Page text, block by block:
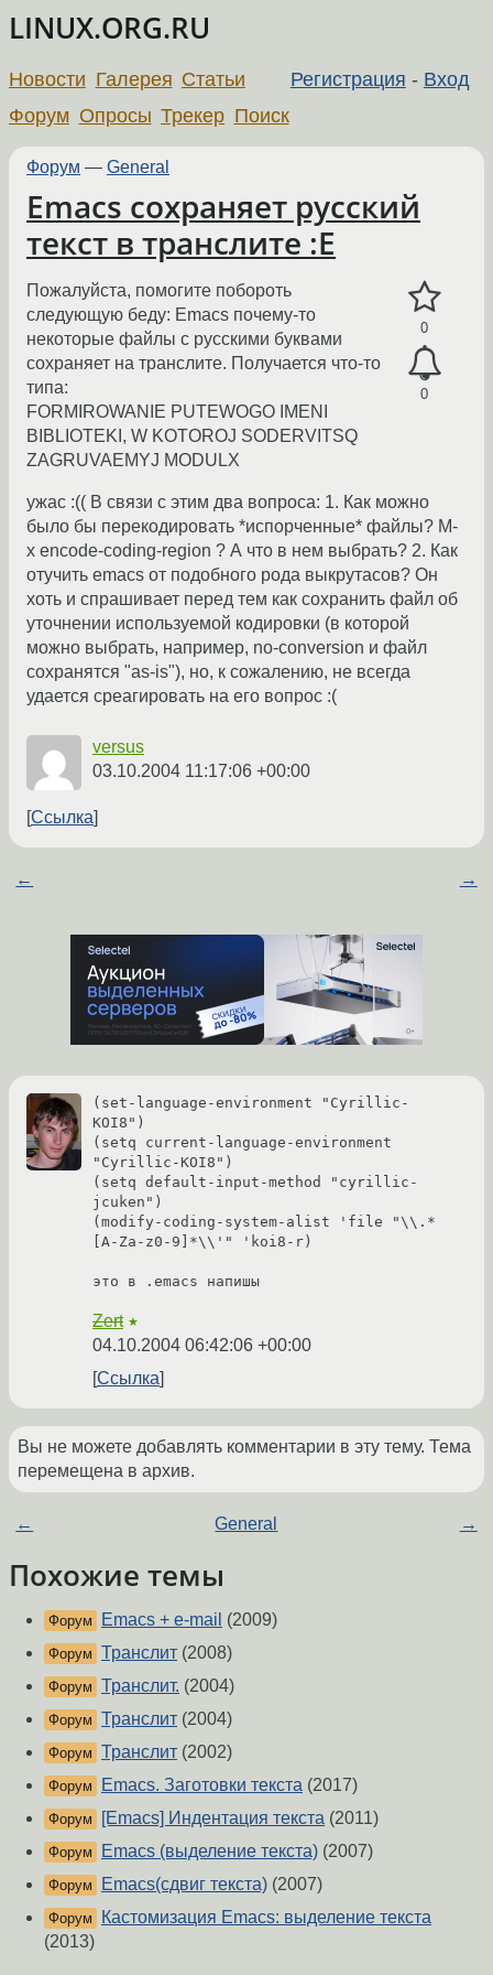
LINUX.ORG.RU
Регистрация - Вход
Новости Галерея Статьи
Форум Опросы Трекер Поиск
Форум — General
Emacs сохраняет русский
текст в транслите :E
0
0
Пожалуйста, помогите побороть
следующую беду: Emacs почему-то
некоторые файлы с русскими буквами
сохраняет на транслите. Получается что-то
типа:
FORMIROWANIE PUTEWOGO IMENI
BIBLIOTEKI, W KOTOROJ SODERVITSQ
ZAGRUVAEMYJ MODULX
ужас :(( В связи с этим два вопроса: 1. Как можно
было бы перекодировать *испорченные* файлы? M-
x encode-coding-region ? А что в нем выбрать? 2. Как
отучить emacs от подобного рода выкрутасов? Он
хоть и спрашивает перед тем как сохранить файл об
уточнении используемой кодировки (в которой
можно выбрать, например, no-conversion и файл
сохранятся "as-is"), но, к сожалению, не всегда
удается среагировать на его вопрос :(
versus
03.10.2004 11:17:06 +00:00
Ссылка
← →
(set-language-environment "Cyrillic-
KOI8")
(setq current-language-environment
"Cyrillic-KOI8")
(setq default-input-method "cyrillic-
jcuken")
(modify-coding-system-alist 'file "\\.*
[A-Za-z0-9]*\\'" 'koi8-r)
это в .emacs напишы
Zert ★
04.10.2004 06:42:06 +00:00
Ссылка
Вы не можете добавлять комментарии в эту тему. Тема
перемещена в архив.
← General →
Похожие темы
Форум Emacs + e-mail (2009)
Форум Транслит (2008)
Форум Транслит. (2004)
Форум Транслит (2004)
Форум Транслит (2002)
Форум Emacs. Заготовки текста (2017)
Форум [Emacs] Индентация текста (2011)
Форум Emacs (выделение текста) (2007)
Форум Emacs(сдвиг текста) (2007)
Форум
Кастомизация Emacs: выделение текста
(2013)